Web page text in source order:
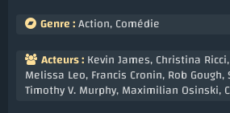
Genre :Action,Comédie
Acteurs :Kevin James,Christina Ricci,
Melissa Leo,Francis Cronin,Rob Gough,
Timothy V. Murphy,Maximilian Osinski,